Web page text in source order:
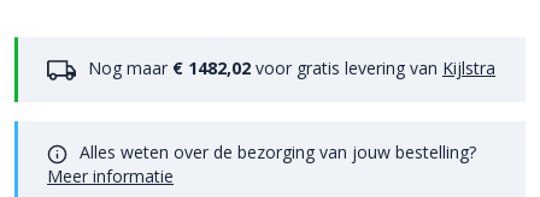
Nog maar € 1482,02 voor gratis levering van Kijlstra
Alles weten over de bezorging van jouw bestelling?
Meer informatie